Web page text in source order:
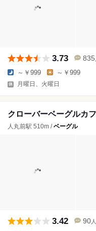
3.73 835
～￥999 ～￥999
月曜日、火曜日
クローバーベーグルカ
人丸前駅 510m /ベーグル
3.42 90 人